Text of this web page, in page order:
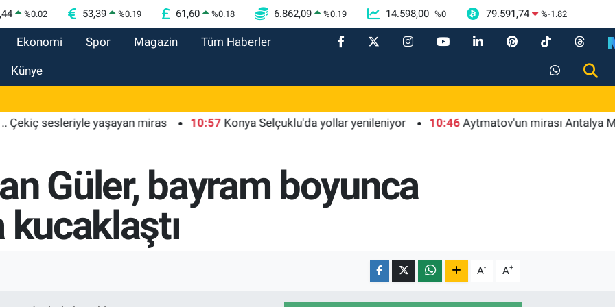
%0.02 53,39 %0.19 61,60 %0.18 6.862,09 %0.19 14.598,00 %0 79.591,74 %-1.82
Ekonomi Spor Magazin Tüm Haberler
Künye
sesleriyle yaşayan miras 10:57 Konya Selçuklu'da yollar yenileniyor 10:46 Aytmatov'un mirası Antalya
Güler, bayram boyunca
A- A+